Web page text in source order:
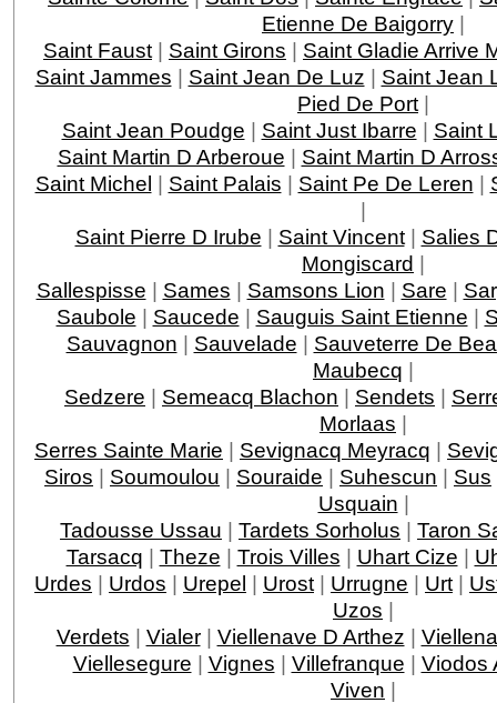
Etienne De Baigorry |
Saint Faust | Saint Girons | Saint Gladie Arrive
Saint Jammes | Saint Jean De Luz | Saint Jean
Pied De Port |
Saint Jean Poudge | Saint Just Ibarre | Saint
Saint Martin D Arberoue | Saint Martin D
Saint Michel | Saint Palais | Saint Pe De Leren |
|
Saint Pierre D Irube | Saint Vincent| Salies
Mongiscard |
Sallespisse | Sames | Samsons Lion | Sare |
Saubole | Saucede | Sauguis Saint Etienne |
Sauvagnon | Sauvelade | Sauveterre De
Maubecq |
Sedzere | Semeacq Blachon | Sendets |
Morlaas |
Serres Sainte Marie | Sevignacq Meyracq |
Siros | Soumoulou | Souraide | Suhescun | Sus
Usquain |
Tadousse Ussau | Tardets Sorholus | Taron
Tarsacq | Theze | Trois Villes | Uhart Cize |
Urdes | Urdos | Urepel | Urost | Urrugne | Urt |
Uzos |
Verdets | Vialer| Viellenave D Arthez |
Viellesegure | Vignes | Villefranque | Viodos
Viven |